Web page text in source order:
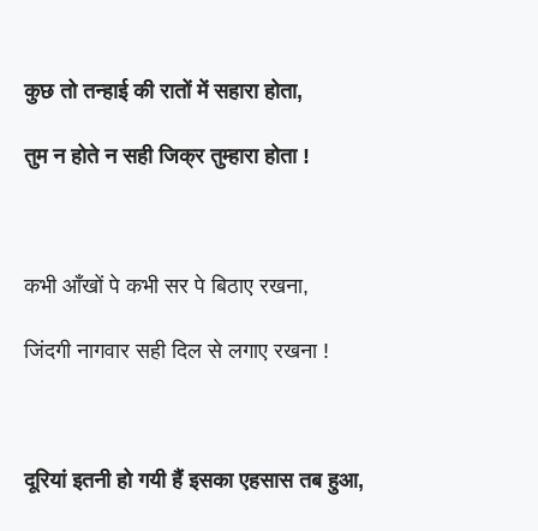
कुछ तो तन्हाई की रातों में सहारा होता,
तुम न होते न सही जिक्र तुम्हारा होता !
कभी आँखों पे कभी सर पे बिठाए रखना,
जिंदगी नागवार सही दिल से लगाए रखना !
दूरियां इतनी हो गयी हैं इसका एहसास तब हुआ,